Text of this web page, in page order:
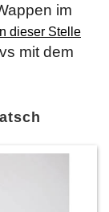
im
dieser Stelle
mit dem